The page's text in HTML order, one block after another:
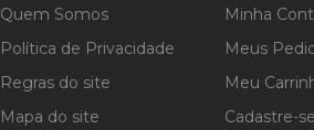
17 corresponde ao aro
Quem Somos
Política de Privacidade
Regras do site
Mapa do site
Minha
Meus
Meu
Cadastre-se